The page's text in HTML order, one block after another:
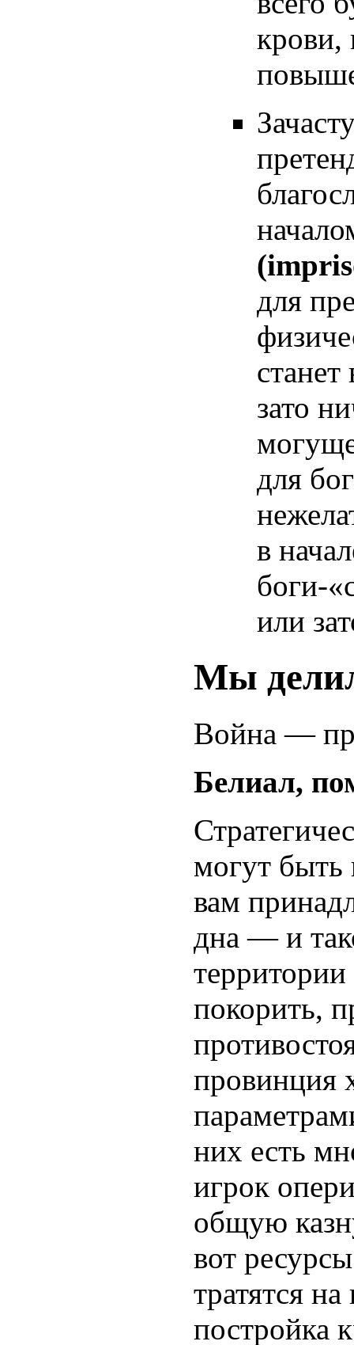
крови,
для
зато
для
в
боги-
или
Мы
Война —
Белиал,
могут быть
вам
дна — и
покорить,
провинция
них есть
игрок
общую
вот
тратятся
постройка